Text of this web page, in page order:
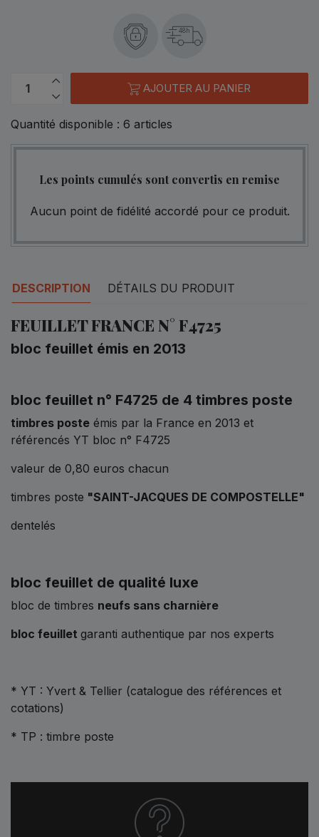
48h
AJOUTER AU PANIER
Quantité disponible : 6 articles
Les points cumulés sont convertis en remise
Aucun point de fidélité accordé pour ce produit.
DESCRIPTION DÉTAILS DU PRODUIT
FEUILLET FRANCE N° F4725
bloc feuillet émis en 2013
bloc feuillet n° F4725 de 4 timbres poste
timbres poste émis par la France en 2013 et
référencés YT bloc n° F4725
valeur de 0,80 euros chacun
timbres poste "SAINT-JACQUES DE COMPOSTELLE"
dentelés
bloc feuillet de qualité luxe
bloc de timbres neufs sans charnière
bloc feuillet garanti authentique par nos experts
* YT : Yvert & Tellier (catalogue des références et
cotations)
* TP : timbre poste